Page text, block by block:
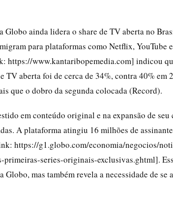
Globo ainda lidera o share de TV aberta no
para plataformas como Netflix, YouTube
https://www.kantaribopemedia.com] indicou
TV aberta foi de cerca de 34%, contra 40% em
que o dobro da segunda colocada (Record).
em conteúdo original e na expansão de
A plataforma atingiu 16 milhões de
https://g1.globo.com/economia/negocios/
series-originais-exclusivas.ghtml].
mas também revela a necessidade de se